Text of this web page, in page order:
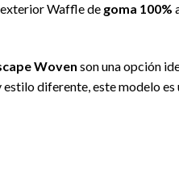
exterior Waffle de goma 100%
Woven son una opción
diferente, este modelo es